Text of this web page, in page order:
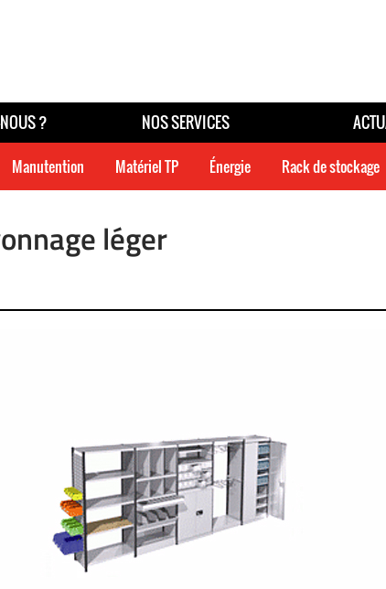
? NOS SERVICES
Manutention Matériel TP Énergie Rack de stockage
léger